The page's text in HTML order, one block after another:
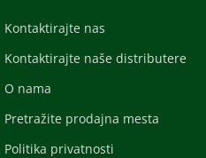
Kontaktirajte nas
Kontaktirajte naše distributere
O nama
Pretražite prodajna mesta
Politika privatnosti